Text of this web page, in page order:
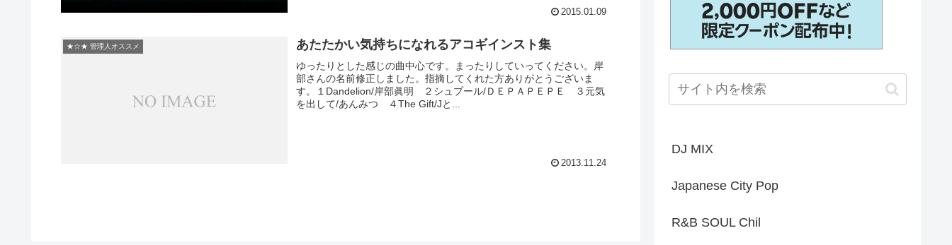
2015.01.09
★☆★ 管理人オススメ あたたかい気持ちになれるアコギインスト集
ゆったりとした感じの曲中心です。まったりしていってください。岸
部さんの名前修正しました。指摘してくれた方ありがとうございま
す。１Dandelion/岸部眞明 ２シュプール/ＤＥＰＡＰＥＰＥ ３元気
を出して/あんみつ ４The Gift/Jと...
2013.11.24
DJ MIX
Japanese City Pop
R&B SOUL Chil